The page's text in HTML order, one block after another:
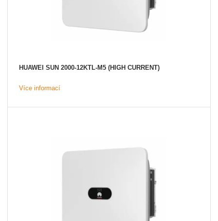
HUAWEI SUN 2000-12KTL-M5 (HIGH CURRENT)
Více informací